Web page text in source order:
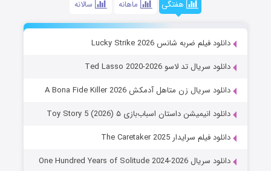
هفتگی ماهانه سالانه
دانلود فیلم ضربه شانس Lucky Strike 2026
دانلود سریال تد لاسو Ted Lasso 2020-2026
دانلود سریال زن متاهل آدمکش A Bona Fide Killer 2026
دانلود انیمیشن داستان اسباب‌بازی ۵ Toy Story 5 (2026)
دانلود فیلم سرایدار The Caretaker 2025
دانلود سریال One Hundred Years of Solitude 2024-2026